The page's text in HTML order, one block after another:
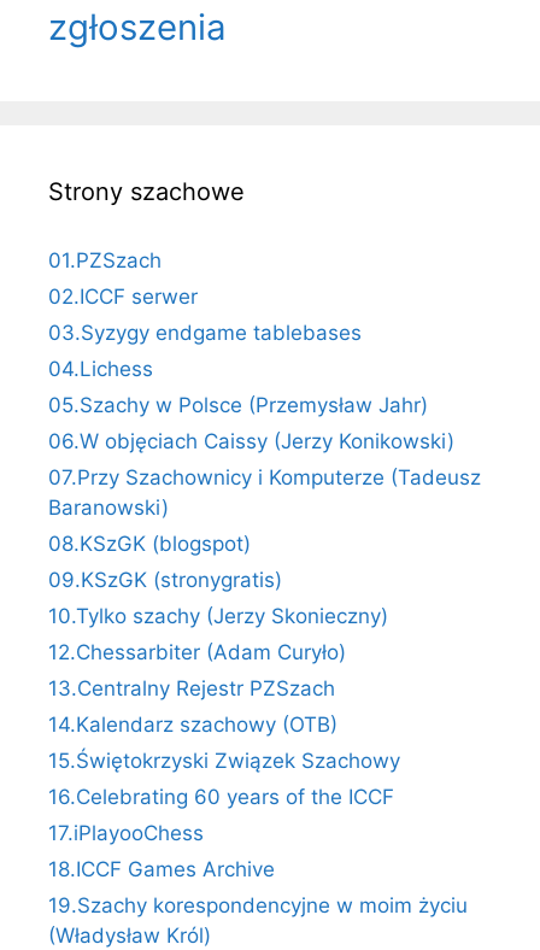
zgłoszenia
Strony szachowe
01.PZSzach
02.ICCF serwer
03.Syzygy endgame tablebases
04.Lichess
05.Szachy w Polsce (Przemysław Jahr)
06.W objęciach Caissy (Jerzy Konikowski)
07.Przy Szachownicy i Komputerze (Tadeusz
Baranowski)
08.KSzGK (blogspot)
09.KSzGK (stronygratis)
10.Tylko szachy (Jerzy Skonieczny)
12.Chessarbiter (Adam Curyło)
13.Centralny Rejestr PZSzach
14.Kalendarz szachowy (OTB)
15.Świętokrzyski Związek Szachowy
16.Celebrating 60 years of the ICCF
17.iPlayooChess
18.ICCF Games Archive
19.Szachy korespondencyjne w moim życiu
(Władysław Król)